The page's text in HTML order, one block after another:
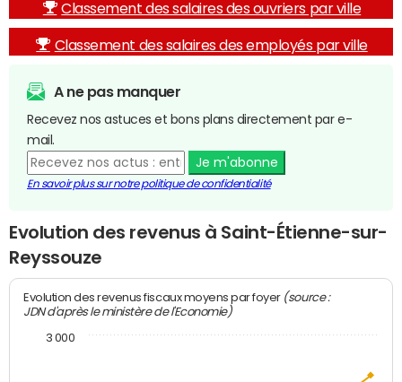
Classement des salaires des ouvriers par ville
Classement des salaires des employés par ville
A ne pas manquer
Recevez nos astuces et bons plans directement par e-
mail.
Je m'abonne
En savoir plus sur notre politique de confidentialité
Evolution des revenus à Saint-Étienne-sur-
Reyssouze
Evolution des revenus fiscaux moyens par foyer (source :
JDN d'après le ministère de l'Economie)
3 000